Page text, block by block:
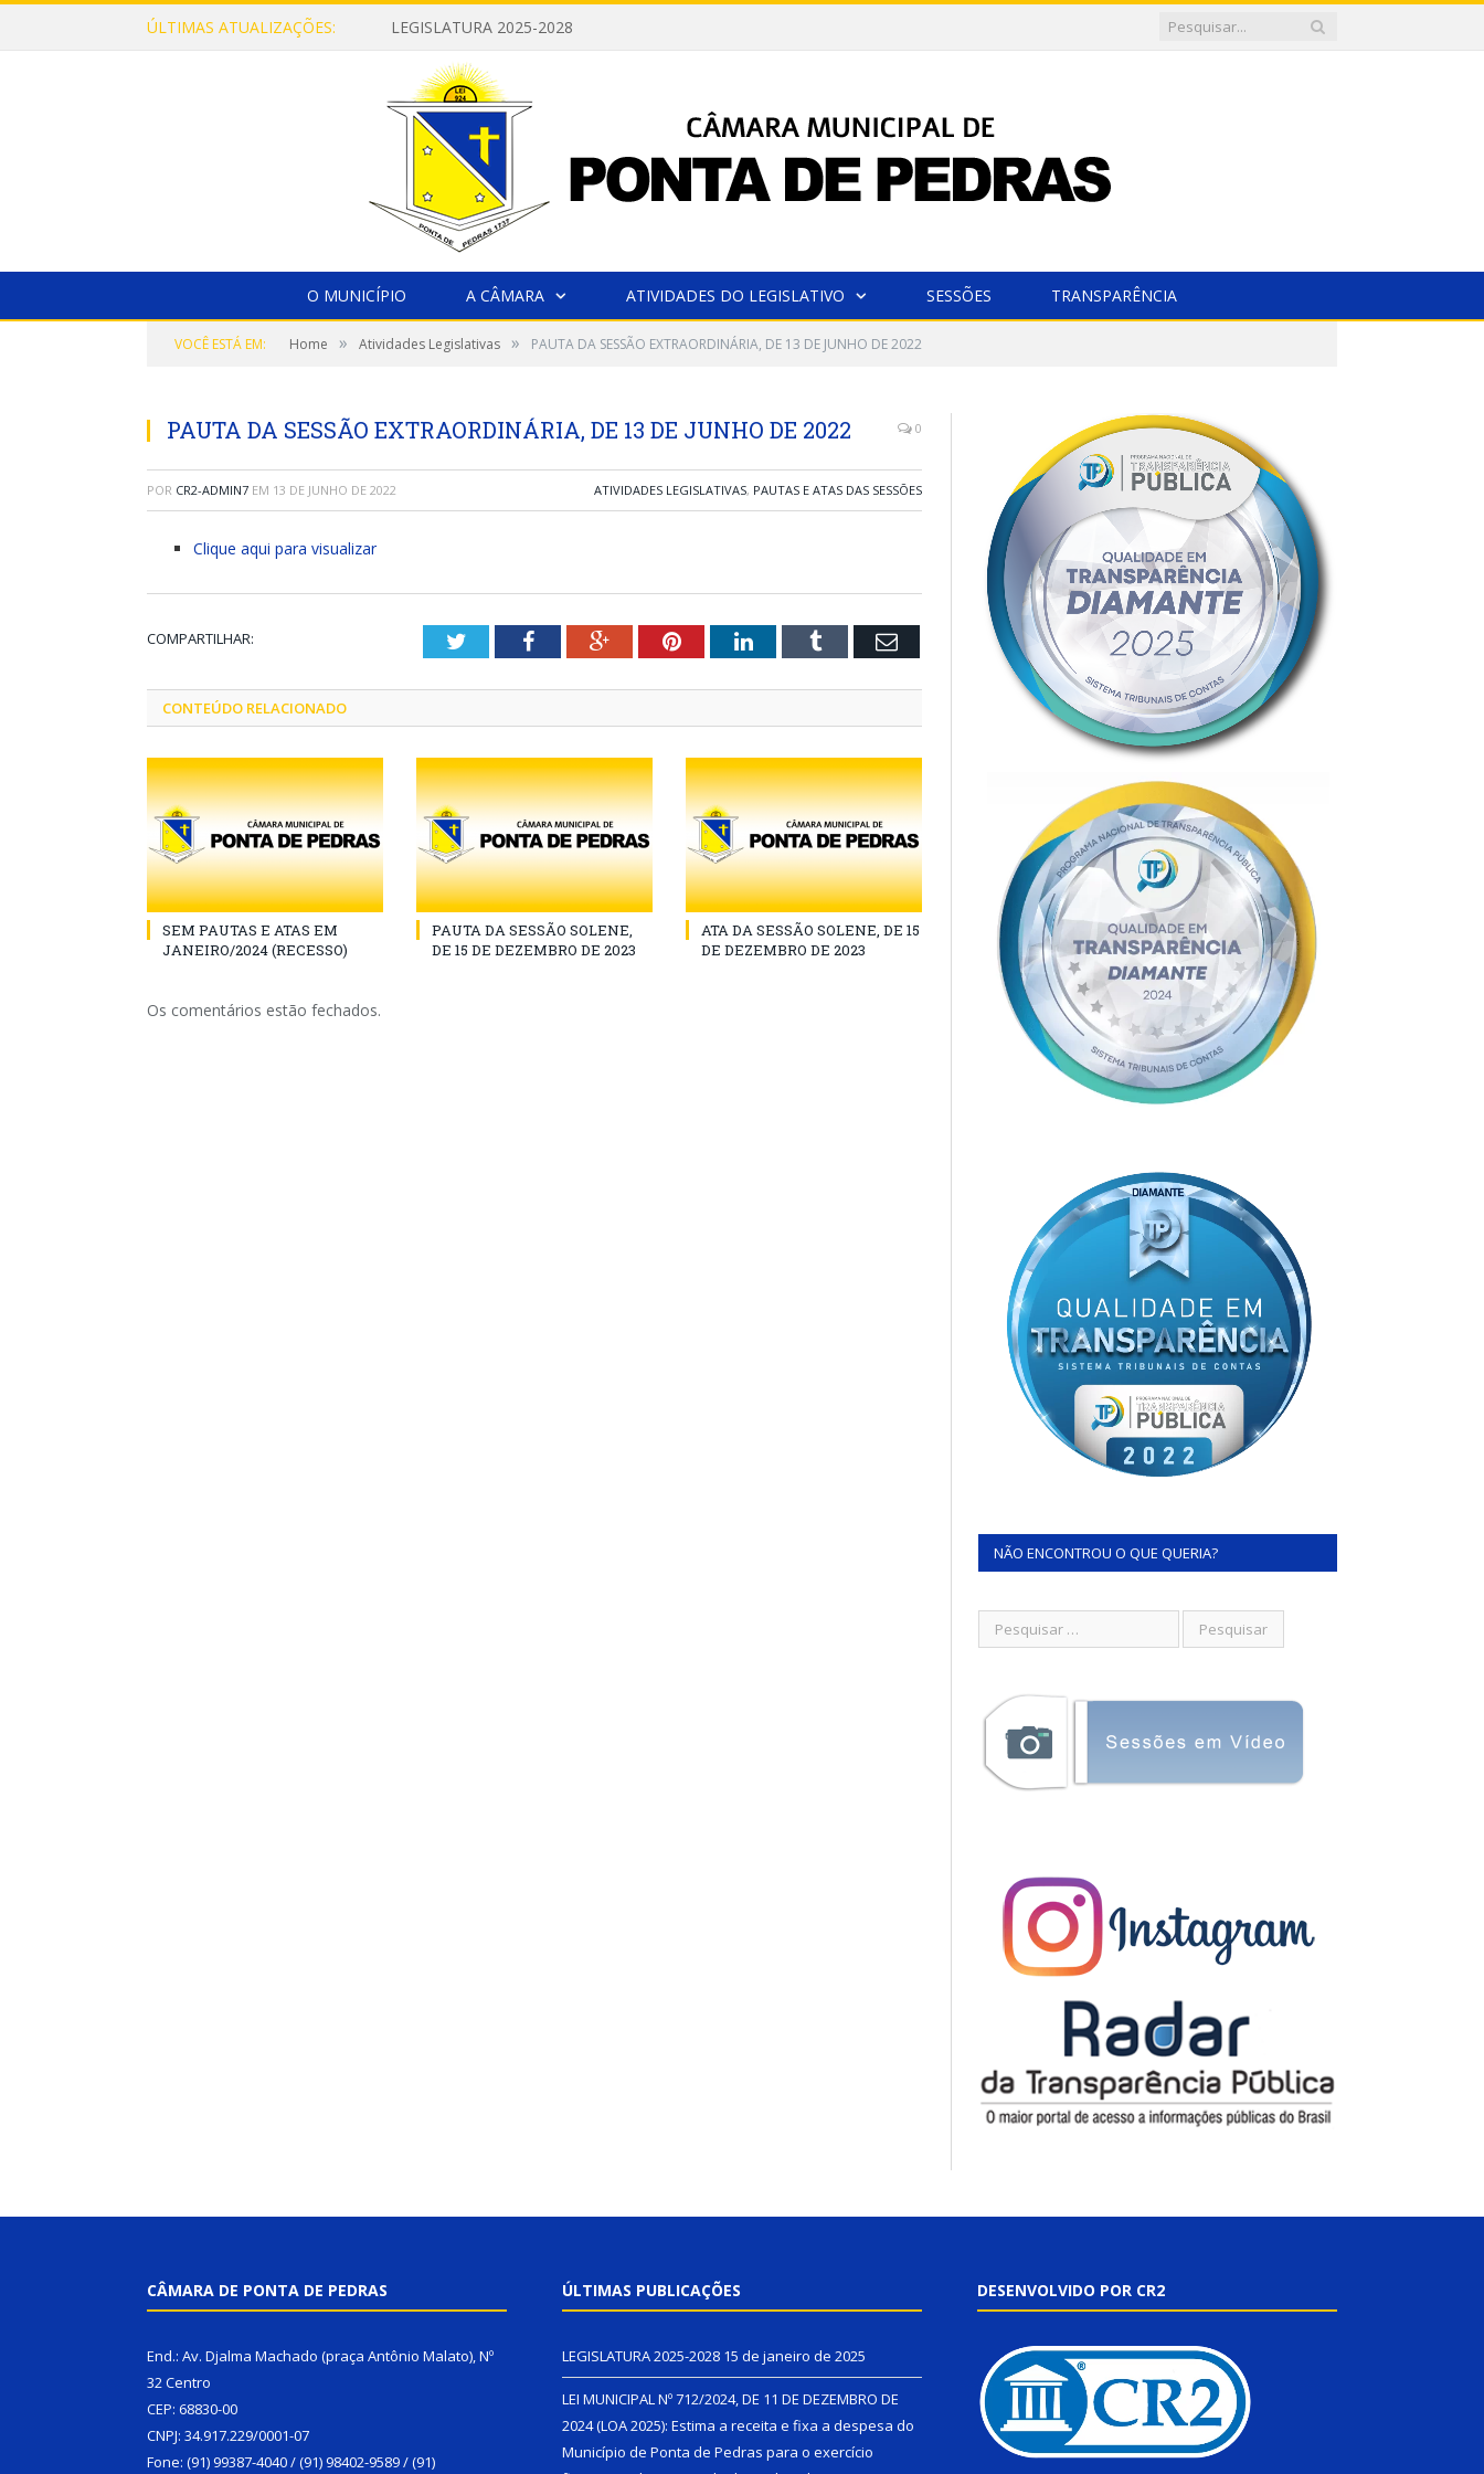
ÚLTIMAS ATUALIZAÇÕES: LEGISLATURA 2025-2028
O MUNICÍPIO A CÂMARA ATIVIDADES DO LEGISLATIVO SESSÕES TRANSPARÊNCIA
VOCÊ ESTÁ EM: Home » Atividades Legislativas » PAUTA DA SESSÃO EXTRAORDINÁRIA, DE 13 DE JUNHO DE 2022
PAUTA DA SESSÃO EXTRAORDINÁRIA, DE 13 DE JUNHO DE 2022 0
POR CR2-ADMIN7 EM 13 DE JUNHO DE 2022 ATIVIDADES LEGISLATIVAS, PAUTAS E ATAS DAS SESSÕES
Clique aqui para visualizar
COMPARTILHAR: TwitterFacebookGoogle+PinterestLinkedInTumblr Email
CONTEÚDO RELACIONADO
SEM PAUTAS E ATAS EM
JANEIRO/2024 (RECESSO)
PAUTA DA SESSÃO SOLENE,
DE 15 DE DEZEMBRO DE 2023
ATA DA SESSÃO SOLENE, DE 15
DE DEZEMBRO DE 2023
Os comentários estão fechados.
NÃO ENCONTROU O QUE QUERIA?
CÂMARA DE PONTA DE PEDRAS
End.: Av. Djalma Machado (praça Antônio Malato), Nº
32 Centro
CEP: 68830-00
CNPJ: 34.917.229/0001-07
Fone: (91) 99387-4040 / (91) 98402-9589 / (91)
ÚLTIMAS PUBLICAÇÕES
LEGISLATURA 2025-2028 15 de janeiro de 2025
LEI MUNICIPAL Nº 712/2024, DE 11 DE DEZEMBRO DE
2024 (LOA 2025): Estima a receita e fixa a despesa do
Município de Ponta de Pedras para o exercício
DESENVOLVIDO POR CR2